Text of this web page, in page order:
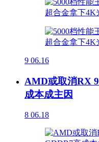
9 06.16
AMD或取消RX
成本成主因
8 06.18